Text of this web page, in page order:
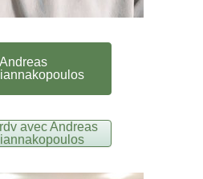
Andreas
avec Andreas